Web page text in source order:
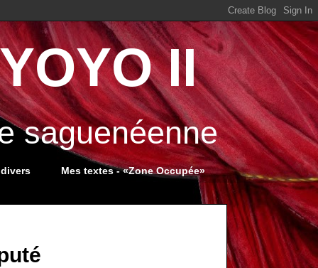
II
saguenéenne
Mes textes - «Zone Occupée»